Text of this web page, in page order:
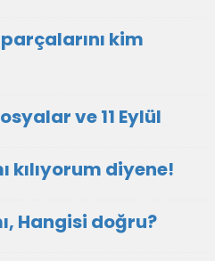
kim
ve 11 Eylül
kılıyorum diyene!
Hangisi doğru?